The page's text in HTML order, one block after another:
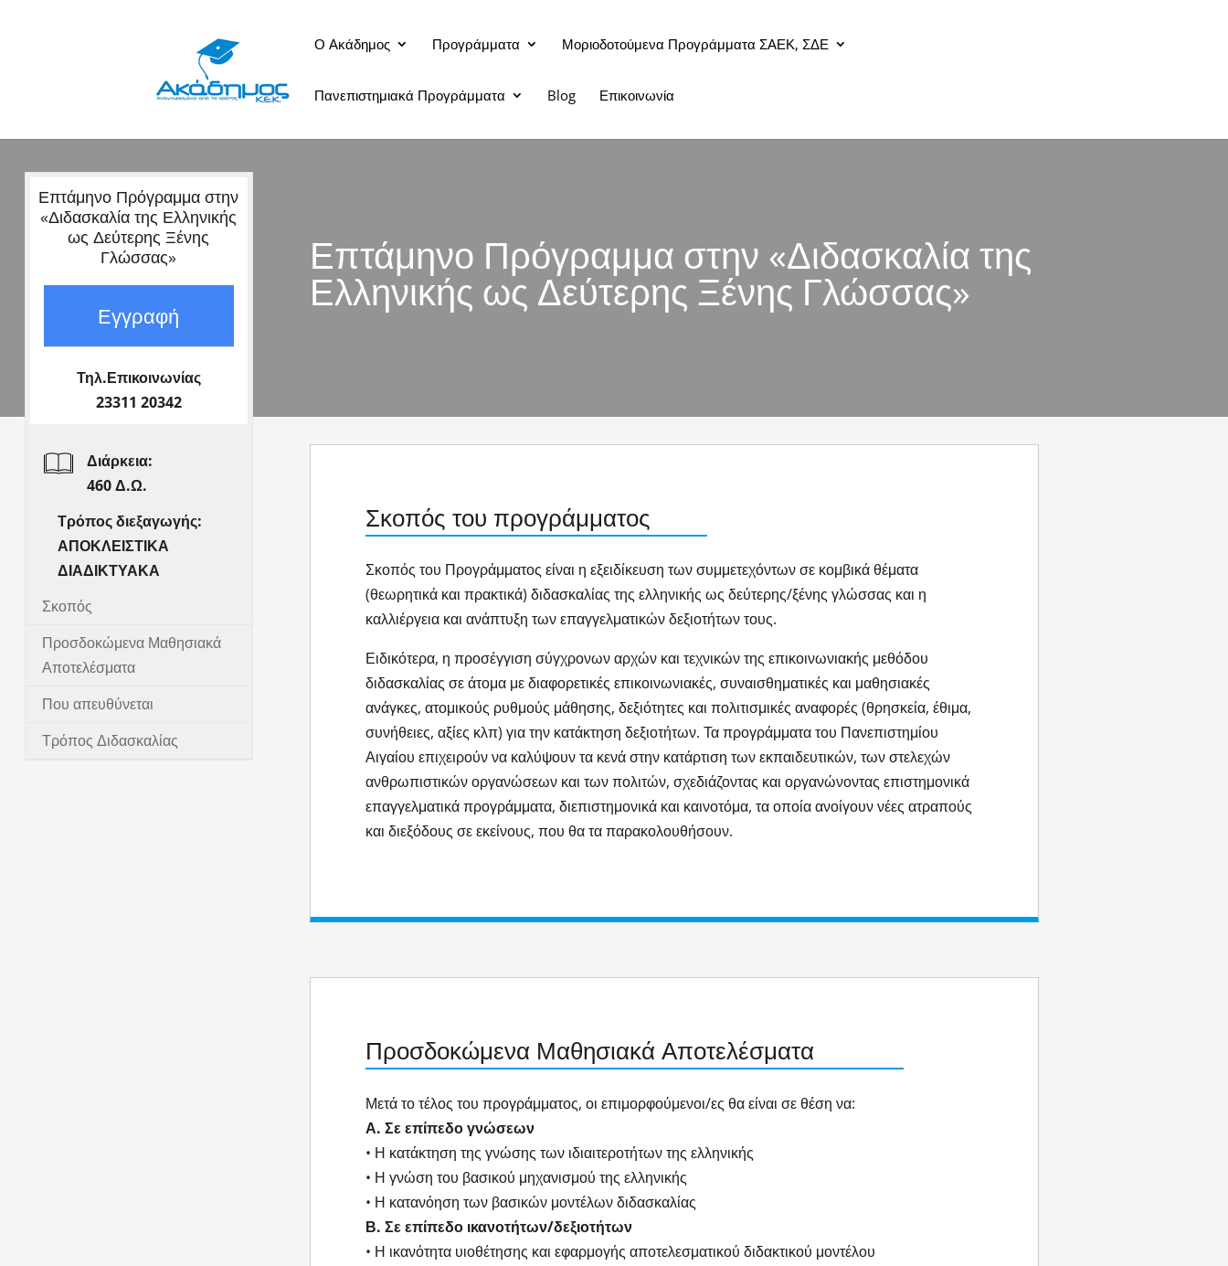
Ο Ακάδημος Προγράμματα Μοριοδοτούμενα Προγράμματα ΣΑΕΚ, ΣΔΕ
Πανεπιστημιακά Προγράμματα Blog Επικοινωνία
Επτάμηνο Πρόγραμμα στην «Διδασκαλία της
Ελληνικής ως Δεύτερης Ξένης Γλώσσας»
Επτάμηνο Πρόγραμμα στην
«Διδασκαλία της Ελληνικής
ως Δεύτερης Ξένης
Γλώσσας»
Εγγραφή
Τηλ.Επικοινωνίας
23311 20342
Διάρκεια:
460 Δ.Ω.
Τρόπος διεξαγωγής:
ΑΠΟΚΛΕΙΣΤΙΚΑ
ΔΙΑΔΙΚΤΥΑΚΑ
Σκοπός
Προσδοκώμενα Μαθησιακά
Αποτελέσματα
Που απευθύνεται
Τρόπος Διδασκαλίας
Σκοπός του προγράμματος
Σκοπός του Προγράμματος είναι η εξειδίκευση των συμμετεχόντων σε κομβικά θέματα
(θεωρητικά και πρακτικά) διδασκαλίας της ελληνικής ως δεύτερης/ξένης γλώσσας και η
καλλιέργεια και ανάπτυξη των επαγγελματικών δεξιοτήτων τους.
Ειδικότερα, η προσέγγιση σύγχρονων αρχών και τεχνικών της επικοινωνιακής μεθόδου
διδασκαλίας σε άτομα με διαφορετικές επικοινωνιακές, συναισθηματικές και μαθησιακές
ανάγκες, ατομικούς ρυθμούς μάθησης, δεξιότητες και πολιτισμικές αναφορές (θρησκεία, έθιμα,
συνήθειες, αξίες κλπ) για την κατάκτηση δεξιοτήτων. Τα προγράμματα του Πανεπιστημίου
Αιγαίου επιχειρούν να καλύψουν τα κενά στην κατάρτιση των εκπαιδευτικών, των στελεχών
ανθρωπιστικών οργανώσεων και των πολιτών, σχεδιάζοντας και οργανώνοντας επιστημονικά
επαγγελματικά προγράμματα, διεπιστημονικά και καινοτόμα, τα οποία ανοίγουν νέες ατραπούς
και διεξόδους σε εκείνους, που θα τα παρακολουθήσουν.
Προσδοκώμενα Μαθησιακά Αποτελέσματα
Μετά το τέλος του προγράμματος, οι επιμορφούμενοι/ες θα είναι σε θέση να:
Α. Σε επίπεδο γνώσεων
• Η κατάκτηση της γνώσης των ιδιαιτεροτήτων της ελληνικής
• Η γνώση του βασικού μηχανισμού της ελληνικής
• Η κατανόηση των βασικών μοντέλων διδασκαλίας
Β. Σε επίπεδο ικανοτήτων/δεξιοτήτων
• Η ικανότητα υιοθέτησης και εφαρμογής αποτελεσματικού διδακτικού μοντέλου